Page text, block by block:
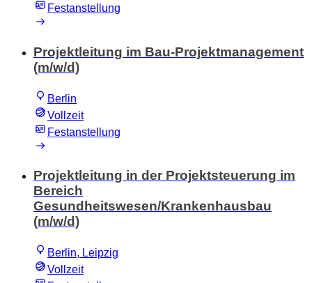
Festanstellung
Projektleitung im Bau-Projektmanagement
(m/w/d)
Berlin
Vollzeit
Festanstellung
Projektleitung in der Projektsteuerung im
Bereich
Gesundheitswesen/Krankenhausbau
(m/w/d)
Berlin, Leipzig
Vollzeit